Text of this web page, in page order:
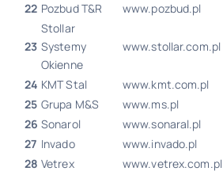
22 Pozbud T&R www.pozbud.pl
23
Stollar
Systemy
Okienne
www.stollar.com.pl
24 KMT Stal www.kmt.com.pl
25 Grupa M&S www.ms.pl
26 Sonarol
www.sonaral.pl
27 Invado www.invado.pl
28 Vetrex www.vetrex.com.pl